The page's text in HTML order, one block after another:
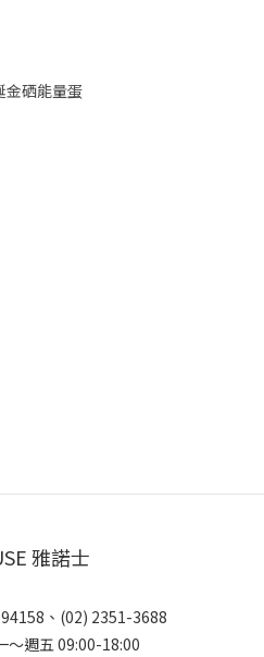
雅諾士
、(02) 2351-3688
～週五 09:00-18:00